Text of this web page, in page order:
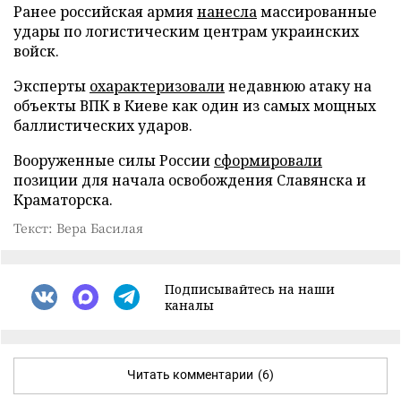
Ранее российская армиянанесламассированные
удары по логистическим центрам украинских
войск.
Эксперты охарактеризовалинедавнюю атаку на
объекты ВПК в Киеве как один из самых мощных
баллистических ударов.
Вооруженные силы России сформировали
позиции для начала освобождения Славянска и
Краматорска.
Текст: Вера Басилая
Подписывайтесь на наши
каналы
Читать комментарии (6)